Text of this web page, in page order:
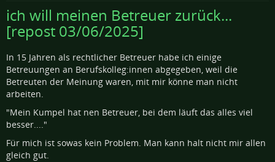
ich will meinen Betreuer zurück...
[repost 03/06/2025]
In 15 Jahren als rechtlicher Betreuer habe ich einige
Betreuungen an Berufskolleg:innen abgegeben, weil die
Betreuten der Meinung waren, mit mir könne man nicht
arbeiten.
"Mein Kumpel hat nen Betreuer, bei dem läuft das alles viel
besser...."
Für mich ist sowas kein Problem. Man kann halt nicht mir allen
gleich gut.